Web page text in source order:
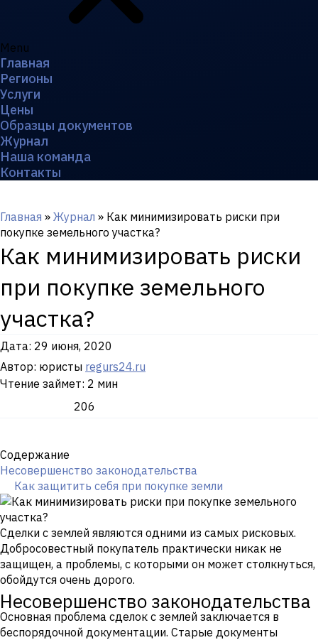
Menu
Главная
Регионы
Услуги
Цены
Образцы документов
Журнал
Наша команда
Контакты
Главная » Журнал » Как минимизировать риски при
покупке земельного участка?
Как минимизировать риски
при покупке земельного
участка?
Дата: 29 июня, 2020
Автор: юристы regurs24.ru
Чтение займет: 2 мин
206
Содержание
Несовершенство законодательства
Как защитить себя при покупке земли
Сделки с землей являются одними из самых рисковых.
Добросовестный покупатель практически никак не
защищен, а проблемы, с которыми он может столкнуться,
обойдутся очень дорого.
Несовершенство законодательства
Основная проблема сделок с землей заключается в
беспорядочной документации. Старые документы